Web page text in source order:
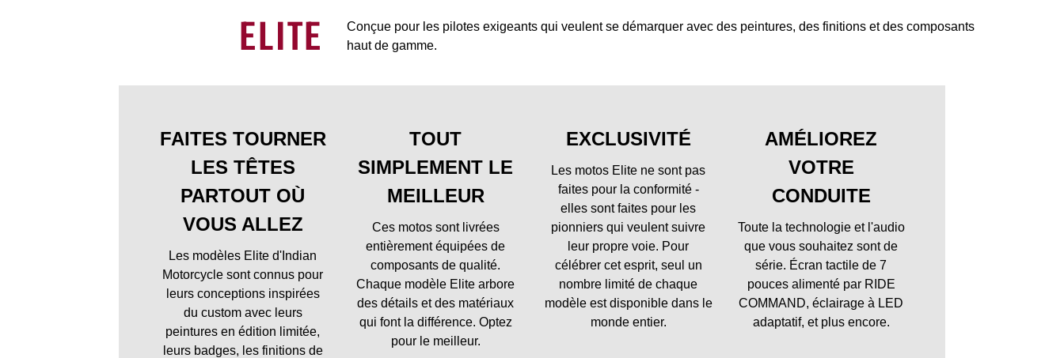
ELITE
Conçue pour les pilotes exigeants qui veulent se démarquer avec des peintures, des finitions et des composants
haut de gamme.
FAITES TOURNER
LES TÊTES
PARTOUT OÙ
VOUS ALLEZ
Les modèles Elite d'Indian
Motorcycle sont connus pour
leurs conceptions inspirées
du custom avec leurs
peintures en édition limitée,
leurs badges, les finitions de
TOUT
SIMPLEMENT LE
MEILLEUR
Ces motos sont livrées
entièrement équipées de
composants de qualité.
Chaque modèle Elite arbore
des détails et des matériaux
qui font la différence. Optez
pour le meilleur.
EXCLUSIVITÉ
Les motos Elite ne sont pas
faites pour la conformité -
elles sont faites pour les
pionniers qui veulent suivre
leur propre voie. Pour
célébrer cet esprit, seul un
nombre limité de chaque
modèle est disponible dans le
monde entier.
AMÉLIOREZ
VOTRE
CONDUITE
Toute la technologie et l'audio
que vous souhaitez sont de
série. Écran tactile de 7
pouces alimenté par RIDE
COMMAND, éclairage à LED
adaptatif, et plus encore.